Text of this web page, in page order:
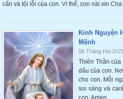
cẩn và tội lỗi của con. Vì thế, con nài xin Cha
Kinh Nguyện
Mệnh
06 Tháng Hai 2021
Thiên Thần
dấu của con.
cho con. Mỗi
soi sáng và
con. Amen.